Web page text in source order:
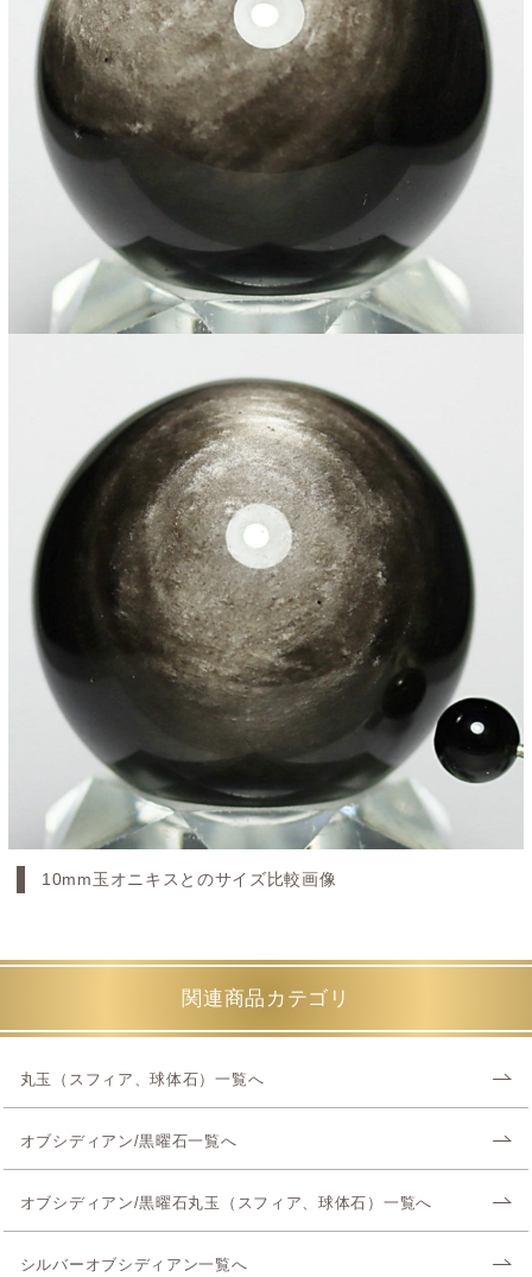
10mm玉オニキスとのサイズ比較画像
関連商品カテゴリ
丸玉（スフィア、球体石）一覧へ
オブシディアン/黒曜石一覧へ
オブシディアン/黒曜石丸玉（スフィア、球体石）一覧へ
シルバーオブシディアン一覧へ